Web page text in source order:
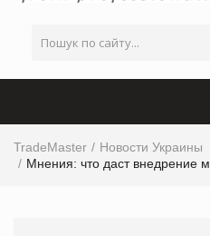
TradeMaster
Новости Украины
Мнения: что даст внедрение